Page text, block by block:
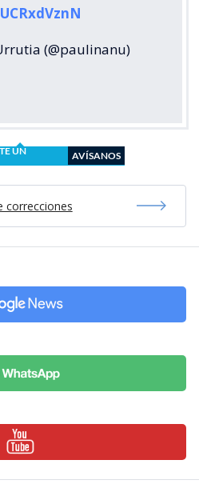
(@paulinanu)
UN
AVÍSANOS
correcciones